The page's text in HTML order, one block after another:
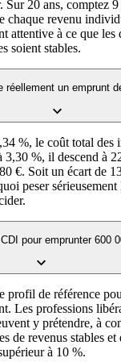
Sur 20 ans, comptez
chaque revenu
attentive à ce que les
soient stables.
réellement un emprunt
%, le coût total des
3,30 %, il descend à
€. Soit un écart de
peser
pour emprunter 600
profil de référence
Les professions
y prétendre, à
de revenus stables et
à 10 %.